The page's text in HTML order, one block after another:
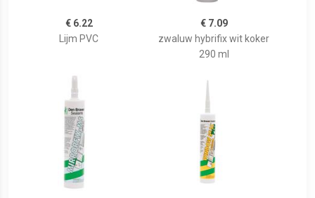
€ 6.22
Lijm PVC
€ 7.09
zwaluw hybrifix wit koker
290 ml